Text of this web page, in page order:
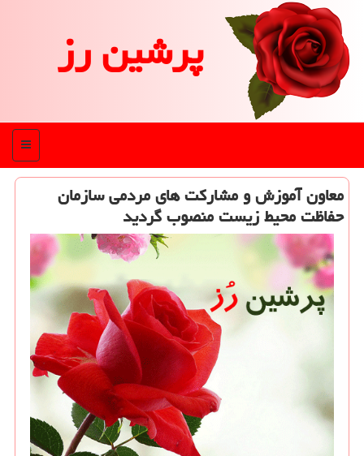
پرشین رز
منو
معاون آموزش و مشاركت های مردمی سازمان
حفاظت محیط زیست منصوب گردید